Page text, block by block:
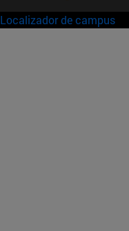
Localizador de campus